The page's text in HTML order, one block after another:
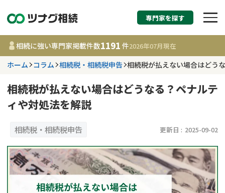
相続税申告・相続手
す
都道府県を選択
相談内容で探す
遺言書作成・遺言執行
費用相場
専門家を探す
相続に強い専門家掲載件数1191 件2026年07月現在
ホーム コラム 相続税・相続税申告 相続税が払えない場合はどう
相続税が払えない場合はどうなる？ペナルテ
ィや対処法を解説
相続税・相続税申告 更新日 : 2025-09-02